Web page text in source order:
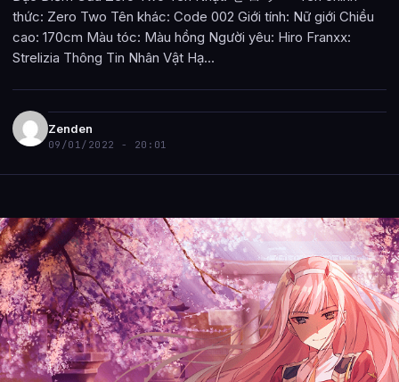
thức: Zero Two Tên khác: Code 002 Giới tính: Nữ giới Chiều
cao: 170cm Màu tóc: Màu hồng Người yêu: Hiro Franxx:
Strelizia Thông Tin Nhân Vật Hạ...
Zenden
09/01/2022 - 20:01